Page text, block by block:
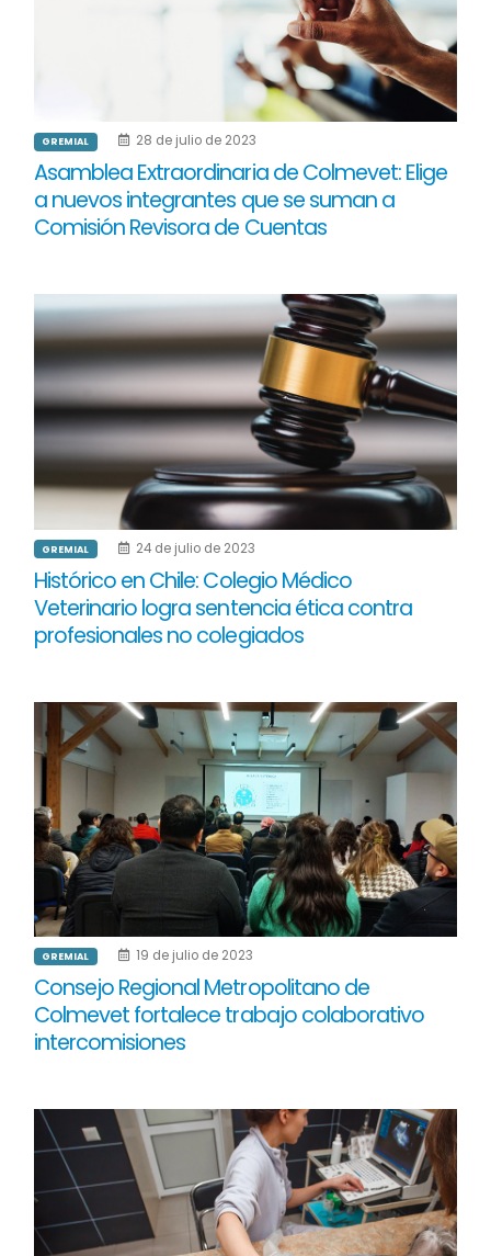
GREMIAL 28 de julio de 2023
Asamblea Extraordinaria de Colmevet: Elige
a nuevos integrantes que se suman a
Comisión Revisora de Cuentas
GREMIAL 24 de julio de 2023
Histórico en Chile: Colegio Médico
Veterinario logra sentencia ética contra
profesionales no colegiados
GREMIAL 19 de julio de 2023
Consejo Regional Metropolitano de
Colmevet fortalece trabajo colaborativo
intercomisiones